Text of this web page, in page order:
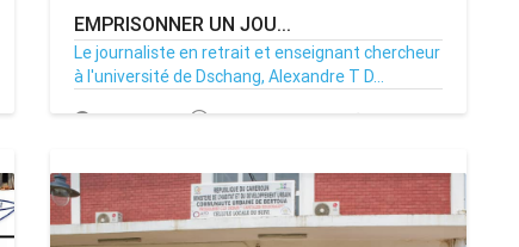
EMPRISONNER UN JOU...
Le journaliste en retrait et enseignant chercheur
à l'université de Dschang, Alexandre T D...
08/05/23 Par MenouActu 0
pour
Devenez infographiste professionnel en 10 jours
de formation pratique. Dschang du 17 au 27
janvier 2022